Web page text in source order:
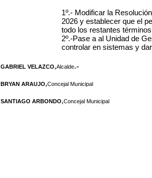
1º.- Modificar la
2026 y establecer que el
todo los restantes
2º.-Pase a al Unidad de
controlar en sistemas y
GABRIEL VELAZCO,Alcalde.-
BRYAN ARAUJO,Concejal Municipal
SANTIAGO ARBONDO,Concejal Municipal